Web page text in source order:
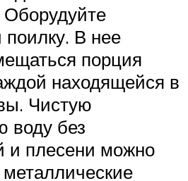
В нее
порция
находящейся в
Чистую
воду без
и плесени можно